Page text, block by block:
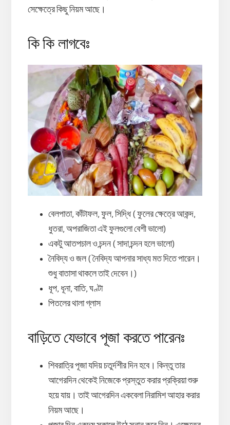
সেক্ষেত্রে কিছু নিয়ম আছে।
কি কি লাগবেঃ
বেলপাতা, কাঁটাফল, ফুল, সিদ্ধি ( ফুলের ক্ষেত্রে আকন্দ,
ধুতরা, অপরাজিতা এই ফুলগুলো বেশী ভালো)
একটু আতপচাল ও চন্দন ( সাদা চন্দন হলে ভালো)
নৈবিদ্য ও জল ( নৈবিদ্য আপনার সাধ্য মত দিতে পারেন।
শুধু বাতাসা থাকলে তাই দেবেন।)
ধূপ, ধূনা, বাতি, ঘণ্টা
পিতলের থালা গ্লাস
বাড়িতে যেভাবে পূজা করতে পারেনঃ
শিবরাত্রি পূজা যদিয় চতুর্দশীর দিন হবে। কিন্তু তার
আগেরদিন থেকেই নিজেকে প্রস্তুত করার প্রক্রিয়া শুরু
হয়ে যায়। তাই আগেরদিন একবেলা নিরামিশ আহার করার
নিয়ম আছে।